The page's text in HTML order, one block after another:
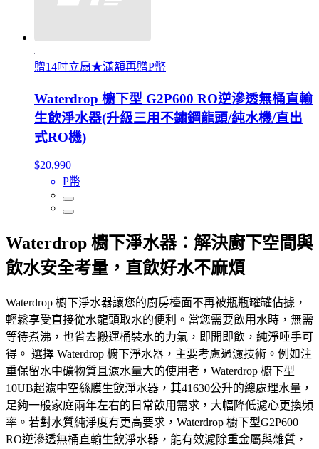
贈14吋立扇★滿額再贈P幣
Waterdrop 櫥下型 G2P600 RO逆滲透無桶直輸
生飲淨水器(升級三用不鏽鋼龍頭/純水機/直出
式RO機)
$20,990
P幣
Waterdrop 櫥下淨水器：解決廚下空間與
飲水安全考量，直飲好水不麻煩
Waterdrop 櫥下淨水器讓您的廚房檯面不再被瓶瓶罐罐佔據，
輕鬆享受直接從水龍頭取水的便利。當您需要飲用水時，無需
等待煮沸，也省去搬運桶裝水的力氣，即開即飲，純淨唾手可
得。 選擇 Waterdrop 櫥下淨水器，主要考慮過濾技術。例如注
重保留水中礦物質且濾水量大的使用者，Waterdrop 櫥下型
10UB超濾中空絲膜生飲淨水器，其41630公升的總處理水量，
足夠一般家庭兩年左右的日常飲用需求，大幅降低濾心更換頻
率。若對水質純淨度有更高要求，Waterdrop 櫥下型G2P600
RO逆滲透無桶直輸生飲淨水器，能有效濾除重金屬與雜質，